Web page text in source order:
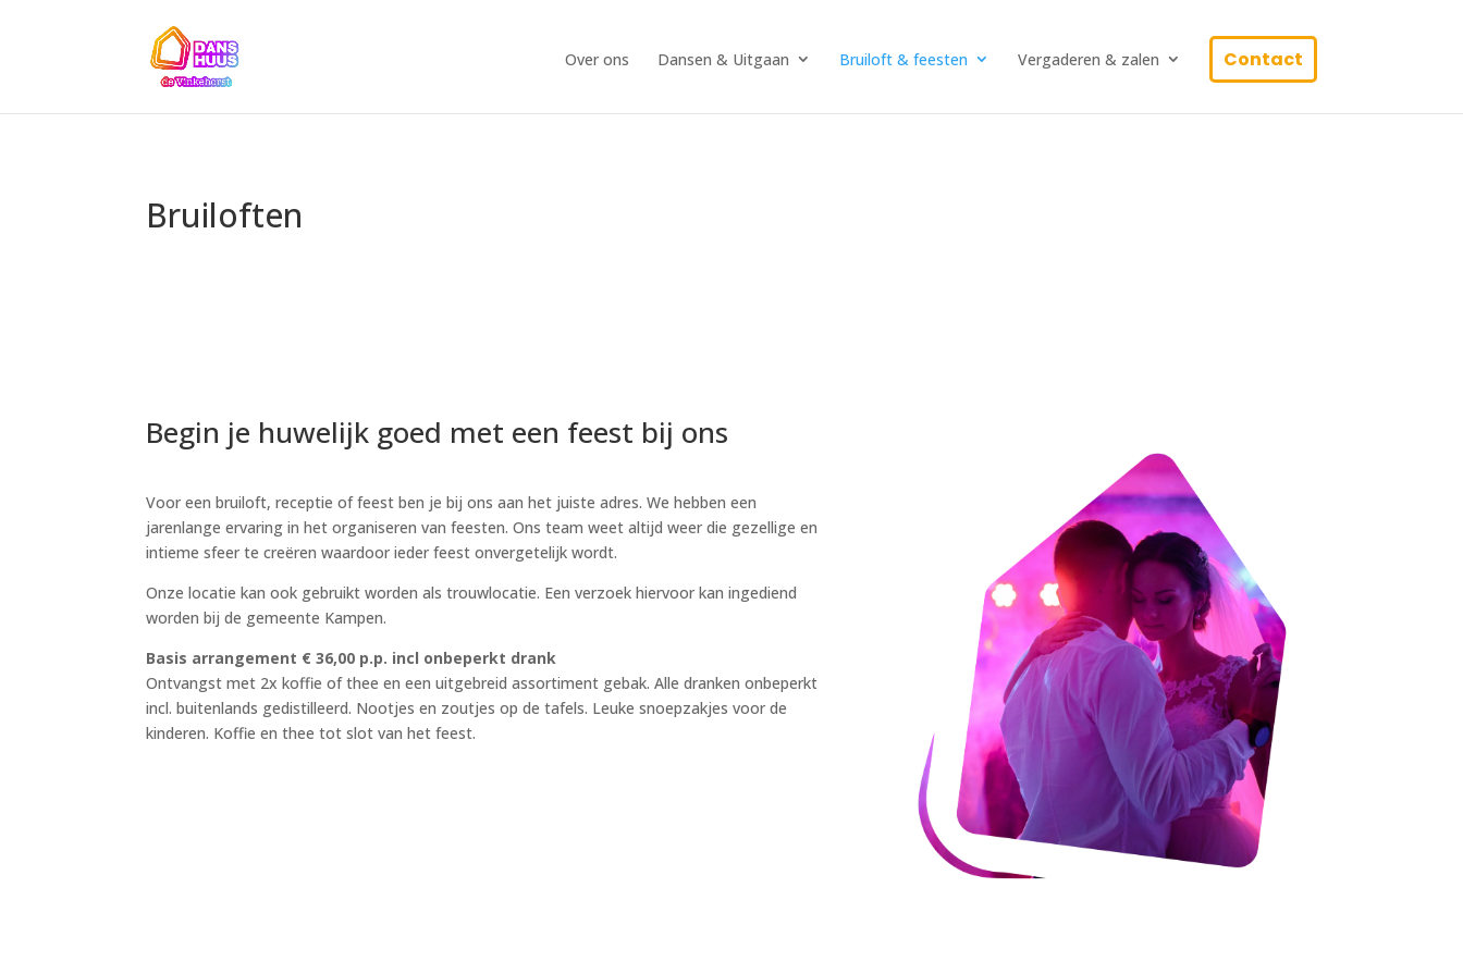
Over ons Dansen & Uitgaan Bruiloft & feesten Vergaderen & zalen Contact
Bruiloften
Begin je huwelijk goed met een feest bij ons
Voor een bruiloft, receptie of feest ben je bij ons aan het juiste adres. We hebben een
jarenlange ervaring in het organiseren van feesten. Ons team weet altijd weer die gezellige en
intieme sfeer te creëren waardoor ieder feest onvergetelijk wordt.
Onze locatie kan ook gebruikt worden als trouwlocatie. Een verzoek hiervoor kan ingediend
worden bij de gemeente Kampen.
Basis arrangement € 36,00 p.p. incl onbeperkt drank
Ontvangst met 2x koffie of thee en een uitgebreid assortiment gebak. Alle dranken onbeperkt
incl. buitenlands gedistilleerd. Nootjes en zoutjes op de tafels. Leuke snoepzakjes voor de
kinderen. Koffie en thee tot slot van het feest.